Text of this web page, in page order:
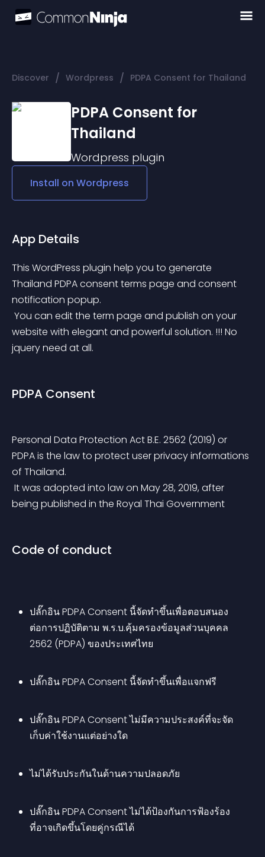
Discover / Wordpress / PDPA Consent for Thailand
PDPA Consent for
Thailand
Wordpress plugin
Install on Wordpress
App Details
This WordPress plugin help you to generate
Thailand PDPA consent terms page and consent
notification popup.
website with elegant and powerful solution. !!! No
jquery need at all.
PDPA Consent
Personal Data Protection Act B.E. 2562 (2019) or
PDPA is the law to protect user privacy informations
of Thailand.
being published in the Royal Thai Government
Code of conduct
ปลั๊กอิน PDPA Consent นี้จัดทำขึ้นเพื่อตอบสนอง
ต่อการปฏิบัติตาม พ.ร.บ.คุ้มครองข้อมูลส่วนบุคคล
2562 (PDPA) ของประเทศไทย
ปลั๊กอิน PDPA Consent นี้จัดทำขึ้นเพื่อแจกฟรี
ปลั๊กอิน PDPA Consent ไม่มีความประสงค์ที่จะจัด
เก็บค่าใช้งานแต่อย่างใด
ไม่ได้รับประกันในด้านความปลอดภัย
ปลั๊กอิน PDPA Consent ไม่ได้ป้องกันการฟ้องร้อง
ที่อาจเกิดขึ้นโดยคู่กรณีได้